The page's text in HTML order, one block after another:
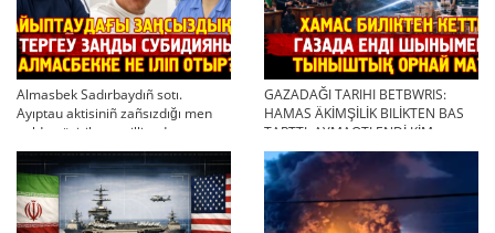
Almasbek Sadırbaydıñ sotı.
Ayıptau aktisiniñ zañsızdığı men
qoldan ösirilgen milliondar
GAZADAĞI TARIHI BETBWRIS:
HAMAS ÄKİMŞİLİK BILİKTEN BAS
TARTTI. AYMAQTI ENDİ KİM
BASQARADI?